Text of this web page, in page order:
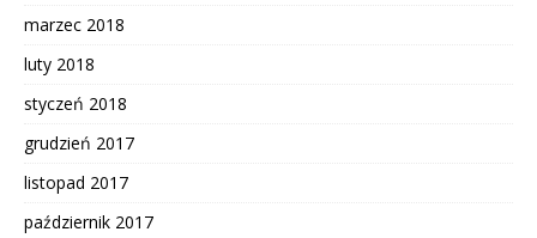
marzec 2018
luty 2018
styczeń 2018
grudzień 2017
listopad 2017
październik 2017